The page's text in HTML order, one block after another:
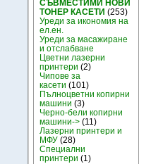
СЪВМЕСТИМИ НОВИ
ТОНЕР КАСЕТИ (253)
Уреди за икономия на
ел.ен.
Уреди за масажиране
и отслабване
Цветни лазерни
принтери (2)
Чипове за
касети (101)
Пълноцветни копирни
машини (3)
Черно-бели копирни
машини-> (11)
Лазерни принтери и
МФУ (28)
Специални
принтери (1)